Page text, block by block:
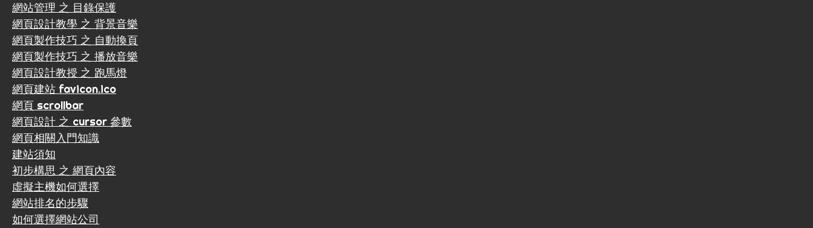
網站管理 之 目錄保護
網頁設計教學 之 背景音樂
網頁製作技巧 之 自動換頁
網頁製作技巧 之 播放音樂
網頁設計教授 之 跑馬燈
網頁建站 favicon.ico
網頁 scrollbar
網頁設計 之 cursor 參數
網頁相關入門知識
建站須知
初步構思 之 網頁內容
虛擬主機如何選擇
網站排名的步驟
如何選擇網站公司